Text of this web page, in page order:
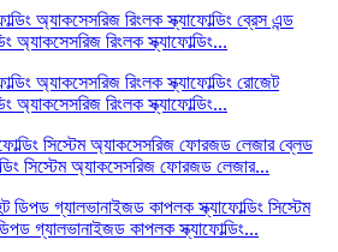
অ্যাকসেসরিজ রিংলক স্ক্যাফোল্ডিং...
অ্যাকসেসরিজ রিংলক স্ক্যাফোল্ডিং...
সিস্টেম অ্যাকসেসরিজ ফোরজড লেজার...
গ্যালভানাইজড কাপলক স্ক্যাফোল্ডিং...